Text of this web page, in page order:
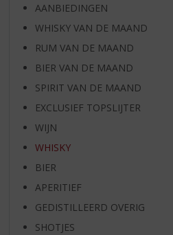
AANBIEDINGEN
WHISKY VAN DE MAAND
RUM VAN DE MAAND
BIER VAN DE MAAND
SPIRIT VAN DE MAAND
EXCLUSIEF TOPSLIJTER
WIJN
WHISKY
BIER
APERITIEF
GEDISTILLEERD OVERIG
SHOTJES